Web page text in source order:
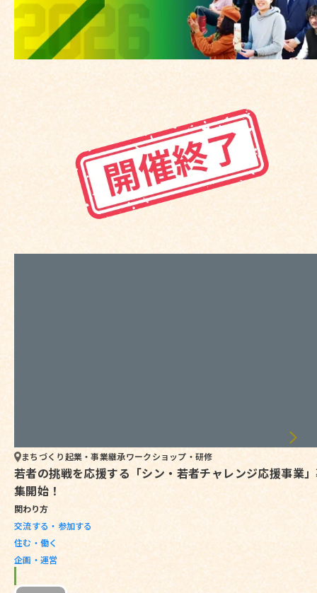
まちづくり起業・事業継承ワークショップ・研修
若者の挑戦を応援する「シン・若者チャレンジ応援事業
集開始！
関わり方
交流する・参加する
住む・働く
企画・運営